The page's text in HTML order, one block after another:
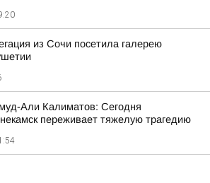
из Сочи посетила галерею
Али Калиматов: Сегодня
переживает тяжелую трагедию